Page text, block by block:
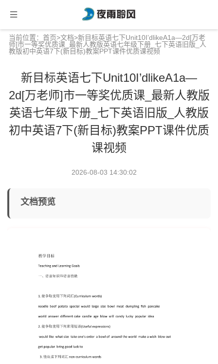
当前位置： 首页>文档>新目标英语七下Unit10I’dlikeA1a—2d[万老
师]市一等奖优质课_最新人教版英语七年级下册_七下英语旧版_人
教版初中英语7下(新目标)教案PPT课件优质课视频
新目标英语七下Unit10I’dlikeA1a—
2d[万老师]市一等奖优质课_最新人教版
英语七年级下册_七下英语旧版_人教版
初中英语7下(新目标)教案PPT课件优质
课视频
2026-08-03 14:30:02
文档预览